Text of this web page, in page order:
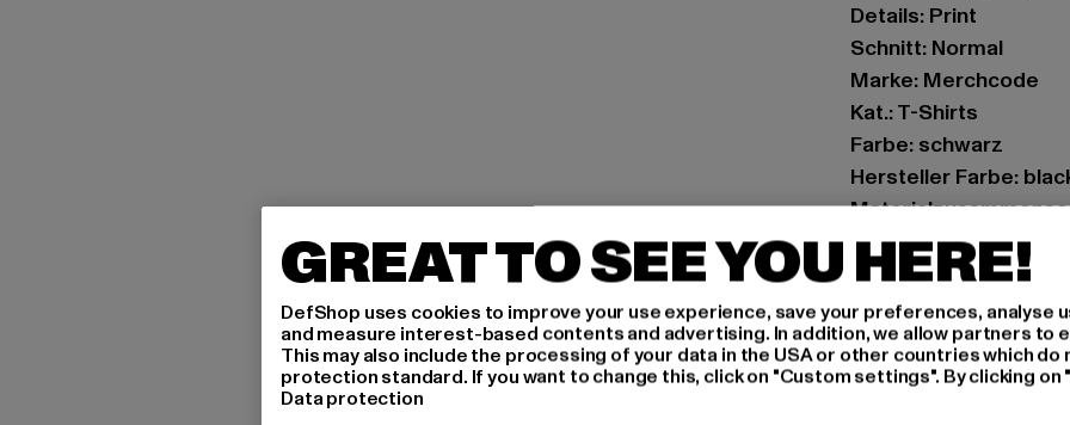
Details: Print
Schnitt: Normal
Marke: Merchcode
Kat.: T-Shirts
Farbe: schwarz
Hersteller Farbe:
Art.Nr: MP0008992-
Hersteller: TB
Dr.-Robert-Murjahn-
GREAT TO SEE YOU HERE!
DefShop uses cookies to improve your use experience, save your preferences, analyse
and measure interest-based contents and advertising. In addition, we allow partners to
This may also include the processing of your data in the USA or other countries which do
protection standard. If you want to change this, click on "Custom settings". By clicking
Data protection